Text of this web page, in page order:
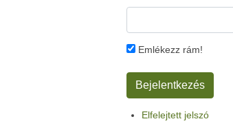
Emlékezz rám!
Elfelejtett jelszó